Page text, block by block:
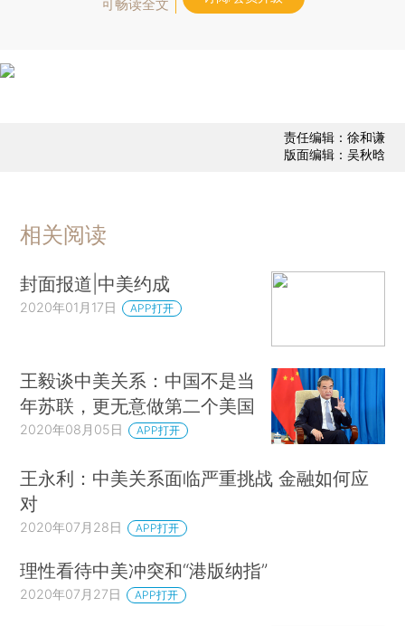
可畅读全文
责任编辑：徐和谦
版面编辑：吴秋晗
相关阅读
封面报道|中美约成
2020年01月17日 APP打开
王毅谈中美关系：中国不是当
年苏联，更无意做第二个美国
2020年08月05日 APP打开
王永利：中美关系面临严重挑战 金融如何应
对
2020年07月28日 APP打开
理性看待中美冲突和“港版纳指”
2020年07月27日 APP打开